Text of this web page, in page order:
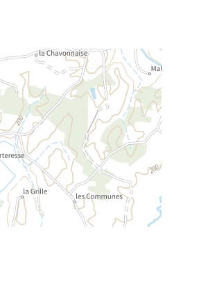
Rejoignez-